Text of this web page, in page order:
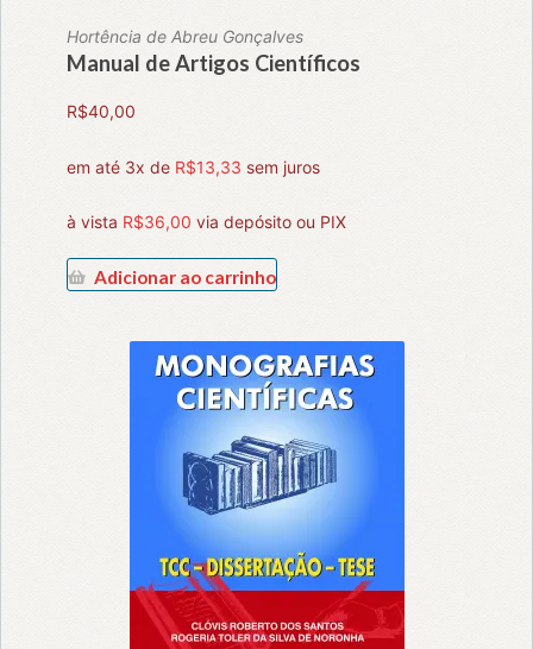
Hortência de Abreu Gonçalves
Manual de Artigos Científicos
R$40,00
em até 3x de R$13,33 sem juros
à vista R$36,00 via depósito ou PIX
Adicionar ao carrinho